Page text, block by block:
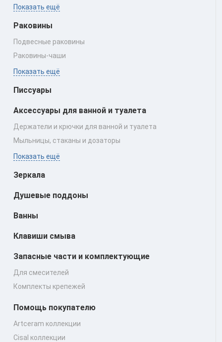
Показать ещё
Раковины
Подвесные раковины
Раковины‑чаши
Показать ещё
Писсуары
Аксессуары для ванной и туалета
Держатели и крючки для ванной и туалета
Мыльницы, стаканы и дозаторы
Показать ещё
Зеркала
Душевые поддоны
Ванны
Клавиши смыва
Запасные части и комплектующие
Для смесителей
Комплекты крепежей
Помощь покупателю
Artceram коллекции
Cisal коллекции